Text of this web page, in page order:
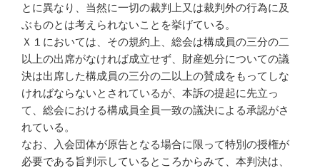
とに異なり、当然に一切の裁判上又は裁判外の行為に及
ぶものとは考えられないことを挙げている。
Ｘ１においては、その規約上、総会は構成員の三分の二
以上の出席がなければ成立せず、財産処分についての議
決は出席した構成員の三分の二以上の賛成をもってしな
ければならないとされているが、本訴の提起に先立っ
て、総会における構成員全員一致の議決による承認がさ
れている。
なお、入会団体が原告となる場合に限って特別の授権が
必要である旨判示しているところからみて、本判決は、